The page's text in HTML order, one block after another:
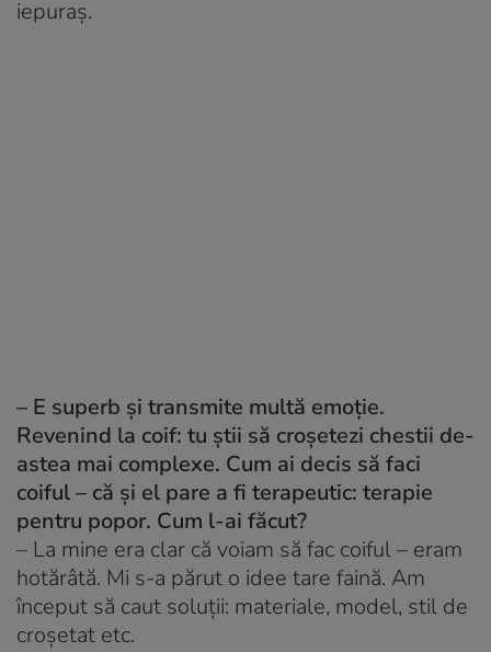
iepuraș.
– E superb și transmite multă emoție.
Revenind la coif: tu știi să croșetezi chestii de-
astea mai complexe. Cum ai decis să faci
coiful – că și el pare a fi terapeutic: terapie
pentru popor. Cum l-ai făcut?
– La mine era clar că voiam să fac coiful – eram
hotărâtă. Mi s-a părut o idee tare faină. Am
început să caut soluții: materiale, model, stil de
croșetat etc.